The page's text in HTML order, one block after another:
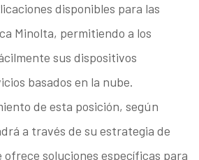
disponibles para las
Minolta, permitiendo a los
sus dispositivos
basados en la nube.
de esta posición, según
a través de su estrategia de
soluciones específicas para